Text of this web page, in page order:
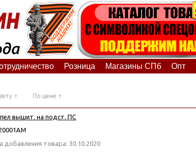
Розница Магазины СПб Опт
По цене
вышит. на подст. ПС
добавления товара: 30.10.2020